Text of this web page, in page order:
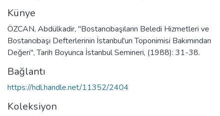
Künye
ÖZCAN, Abdülkadir, "Bostancıbaşıların Beledi Hizmetleri ve
Bostancıbaşı Defterlerinin İstanbul'un Toponimisi Bakımından
Değeri", Tarih Boyunca İstanbul Semineri, (1988): 31-38.
Bağlantı
https://hdl.handle.net/11352/2404
Koleksiyon